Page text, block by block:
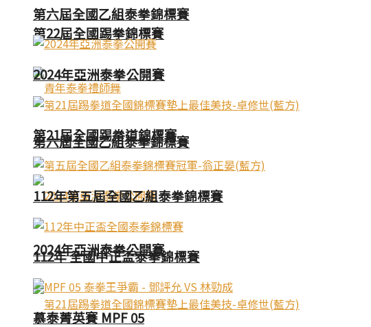
第22屆全國踢拳錦標賽
第六屆全國乙組泰拳錦標賽
2024年亞洲泰拳公開賽
第六屆全國乙組泰拳錦標賽
2024年亞洲泰拳公開賽
第21屆全國踢拳道錦標賽
112年第五屆全國乙組泰拳錦標賽
112年 全國中正盃泰拳錦標賽
慕泰菁英賽 MPF 05